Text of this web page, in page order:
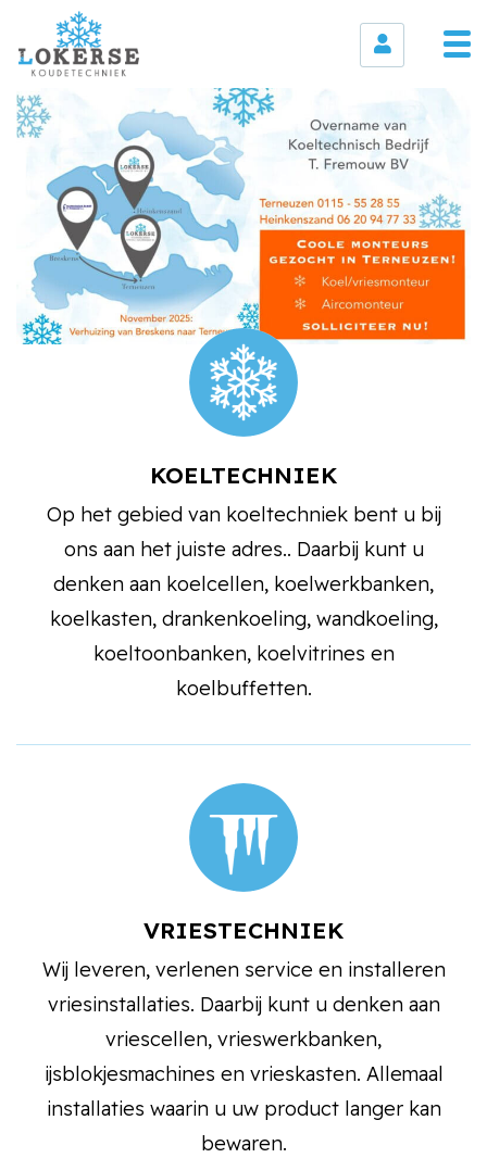
KOELTECHNIEK
Op het gebied van koeltechniek bent u bij
ons aan het juiste adres.. Daarbij kunt u
denken aan koelcellen, koelwerkbanken,
koelkasten, drankenkoeling, wandkoeling,
koeltoonbanken, koelvitrines en
koelbuffetten.
VRIESTECHNIEK
Wij leveren, verlenen service en installeren
vriesinstallaties. Daarbij kunt u denken aan
vriescellen, vrieswerkbanken,
ijsblokjesmachines en vrieskasten. Allemaal
installaties waarin u uw product langer kan
bewaren.